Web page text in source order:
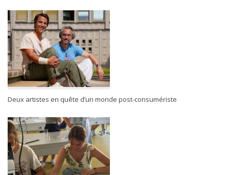
Deux artistes en quête d’un monde post-consumériste